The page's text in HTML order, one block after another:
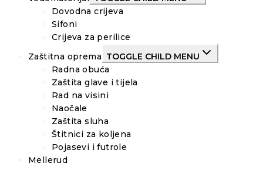
Dovodna crijeva
Sifoni
Crijeva za perilice
Zaštitna oprema TOGGLE CHILD MENU
Radna obuća
Zaštita glave i tijela
Rad na visini
Naočale
Zaštita sluha
Štitnici za koljena
Pojasevi i futrole
Mellerud